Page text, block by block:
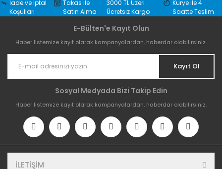
İade ve İptal
Koşulları
Takas ile
Satın Alma
3000 TL Üzeri
Ücretsiz Kargo
Kurye ile 4
Saatte Teslim
E-Bülten'e Kayıt Olun
Haber listemize kayıt olarak kampanyalardan, haberdar olabilirsiniz.
Kayıt Ol
Sosyal Medyada Bizi Takip Edin
Haber listemize kayıt olarak kampanyalardan, haberdar olabilirsiniz.
İLETİŞİM